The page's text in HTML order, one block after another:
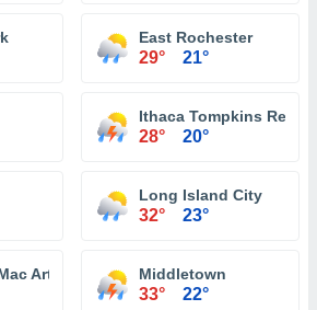
East Rochester
29° 21°
Ithaca Tompkins
28° 20°
Long Island City
32° 23°
Arthur Airport IslipMiddletown
33° 22°